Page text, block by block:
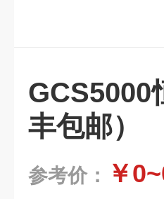
GCS5000
丰包邮）
参考价： ￥